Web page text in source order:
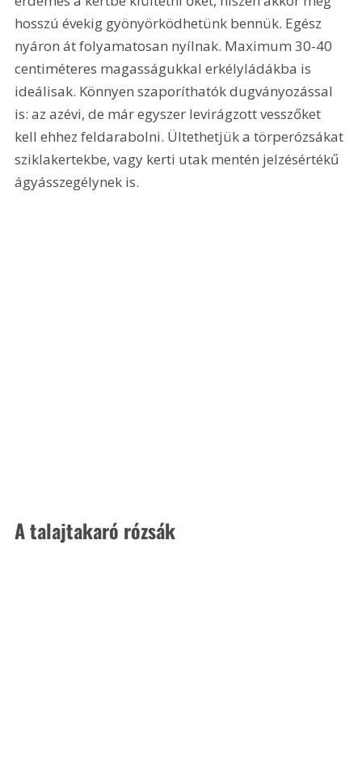
hosszú évekig gyönyörködhetünk bennük. Egész
nyáron át folyamatosan nyílnak. Maximum 30-40
centiméteres magasságukkal erkélyládákba is
ideálisak. Könnyen szaporíthatók dugványozással
is: az azévi, de már egyszer levirágzott vesszőket
kell ehhez feldarabolni. Ültethetjük a törperózsákat
sziklakertekbe, vagy kerti utak mentén jelzésértékű
ágyásszegélynek is.
A talajtakaró rózsák